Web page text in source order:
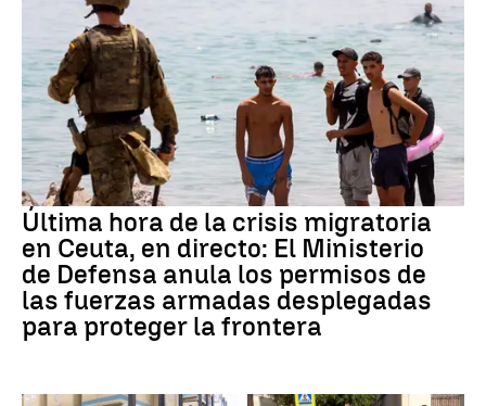
Última hora de la crisis migratoria
en Ceuta, en directo: El Ministerio
de Defensa anula los permisos de
las fuerzas armadas desplegadas
para proteger la frontera